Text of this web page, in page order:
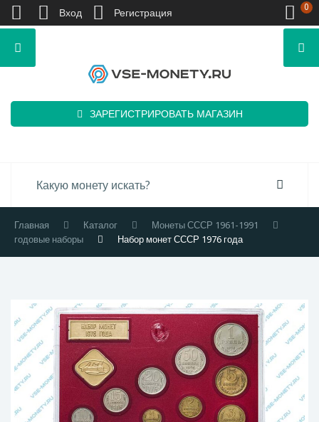
ЗАРЕГИСТРИРОВАТЬ МАГАЗИН
Главная Каталог
Монеты СССР 1961-1991
годовые наборы
Набор монет СССР 1976 года
Вход Регистрация 0